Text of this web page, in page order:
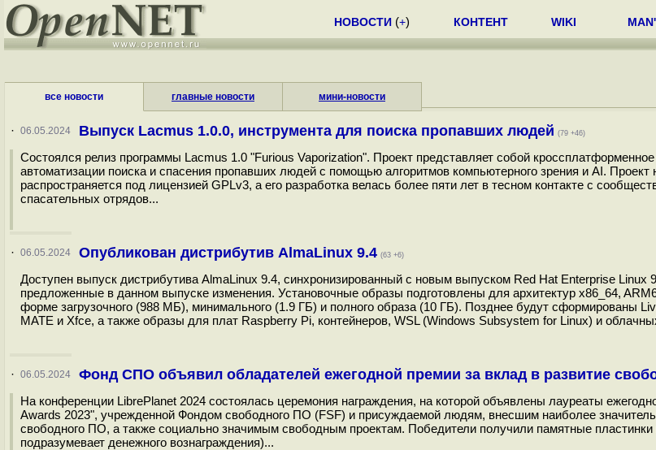
НОВОСТИ (+) КОНТЕНТ WIKI
все новости главные новости мини-новости
· 06.05.2024 Выпуск Lacmus 1.0.0, инструмента для поиска пропавших людей (79 +46)
Состоялся релиз программы Lacmus 1.0 "Furious Vaporization". Проект представляет собой
автоматизации поиска и спасения пропавших людей с помощью алгоритмов компьютерного зрения и AI. Проект
распространяется под лицензией GPLv3, а его разработка велась более пяти лет в тесном контакте с
спасательных отрядов...
· 06.05.2024 Опубликован дистрибутив AlmaLinux 9.4 (63 +6)
Доступен выпуск дистрибутива AlmaLinux 9.4, синхронизированный c новым выпуском Red Hat Enterprise Linux
предложенные в данном выпуске изменения. Установочные образы подготовлены для архитектур x86_64,
форме загрузочного (988 МБ), минимального (1.9 ГБ) и полного образа (10 ГБ). Позднее будут сформированы
MATE и Xfce, а также образы для плат Raspberry Pi, контейнеров, WSL (Windows Subsystem for Linux) и
· 06.05.2024 Фонд СПО объявил обладателей ежегодной премии за вклад в развитие
На конференции LibrePlanet 2024 состоялась церемония награждения, на которой объявлены лауреаты
Awards 2023", учрежденной Фондом свободного ПО (FSF) и присуждаемой людям, внесшим наиболее
свободного ПО, а также социально значимым свободным проектам. Победители получили памятные
подразумевает денежного вознаграждения)...